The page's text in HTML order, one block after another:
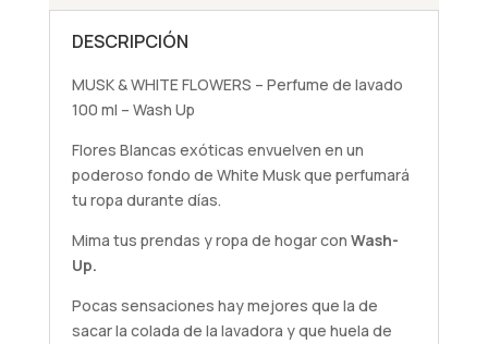
cantidad
DESCRIPCIÓN
MUSK & WHITE FLOWERS – Perfume de lavado
100 ml – Wash Up
Flores Blancas exóticas envuelven en un
poderoso fondo de White Musk que perfumará
tu ropa durante días.
Mima tus prendas y ropa de hogar con Wash-
Up.
Pocas sensaciones hay mejores que la de
sacar la colada de la lavadora y que huela de